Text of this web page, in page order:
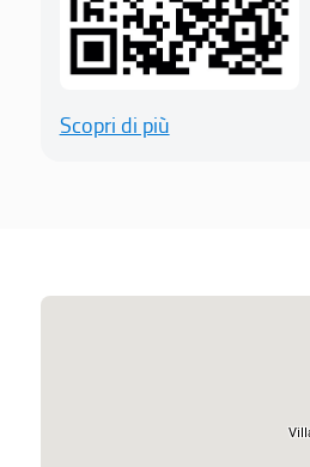
Scopri di più